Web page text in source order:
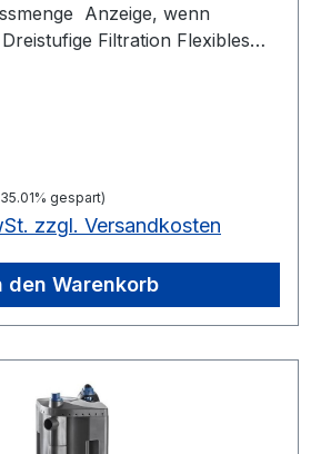
Anzeige, wenn
Filtration Flexibles
Preis: gespart)
zzgl. Versandkosten
den Warenkorb